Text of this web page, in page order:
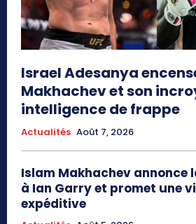
Israel Adesanya
Makhachev et son
intelligence de frappe
Actualités Août 7, 2026
Islam Makhachev annonce
à Ian Garry et promet une
expéditive